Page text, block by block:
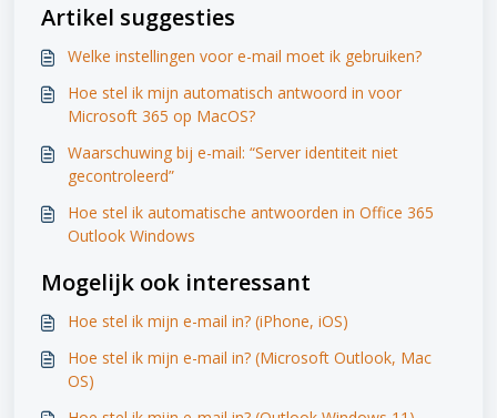
Artikel suggesties
Welke instellingen voor e-mail moet ik gebruiken?
Hoe stel ik mijn automatisch antwoord in voor
Microsoft 365 op MacOS?
Waarschuwing bij e-mail: “Server identiteit niet
gecontroleerd”
Hoe stel ik automatische antwoorden in Office 365
Outlook Windows
Mogelijk ook interessant
Hoe stel ik mijn e-mail in? (iPhone, iOS)
Hoe stel ik mijn e-mail in? (Microsoft Outlook, Mac
OS)